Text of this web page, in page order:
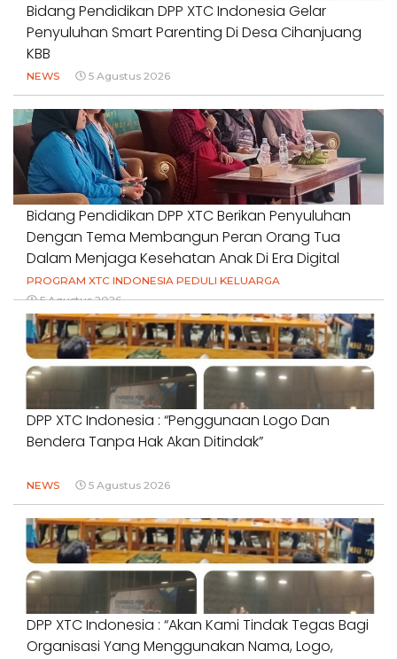
Bidang Pendidikan DPP XTC Indonesia Gelar
Penyuluhan Smart Parenting Di Desa Cihanjuang
KBB
NEWS 5 Agustus 2026
Bidang Pendidikan DPP XTC Berikan Penyuluhan
Dengan Tema Membangun Peran Orang Tua
Dalam Menjaga Kesehatan Anak Di Era Digital
PROGRAM XTC INDONESIA PEDULI KELUARGA
5 Agustus 2026
DPP XTC Indonesia : “Penggunaan Logo Dan
Bendera Tanpa Hak Akan Ditindak”
NEWS 5 Agustus 2026
DPP XTC Indonesia : “Akan Kami Tindak Tegas Bagi
Organisasi Yang Menggunakan Nama, Logo,